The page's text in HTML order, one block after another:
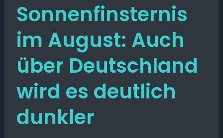
Sonnenfinsternis
im August: Auch
über Deutschland
wird es deutlich
dunkler